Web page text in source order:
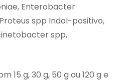
Enterobacter
spp Indol-positivo,
spp,
15 g, 30 g, 50 g ou 120 g e